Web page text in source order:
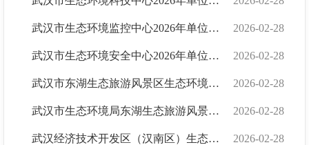
武汉市生态环境监控中心2026年单位预算 2026-02-28
武汉市生态环境安全中心2026年单位预算 2026-02-28
武汉市东湖生态旅游风景区生态环境监测站2026年单位预算 2026-02-28
武汉市生态环境局东湖生态旅游风景区分局2026年单位预算 2026-02-28
武汉经济技术开发区（汉南区）生态环境监测站2026年单位预算 2026-02-28